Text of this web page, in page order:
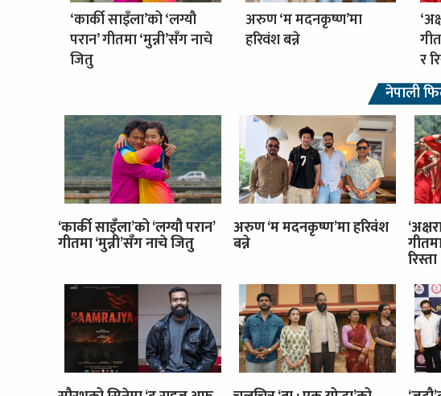
‘कार्की साइँला’को ‘लग्यौ
परान’ गीतमा ‘मुन्नी’सँग नाचे
जितु
अरुण ‘म मदनकृष्ण’मा
हरिवंश बन्ने
र
नेपाली
‘कार्की साइँला’को ‘लग्यौ परान’
गीतमा ‘मुन्नी’सँग नाचे जितु
अरुण ‘म मदनकृष्ण’मा हरिवंश
बन्ने
रिस्ता